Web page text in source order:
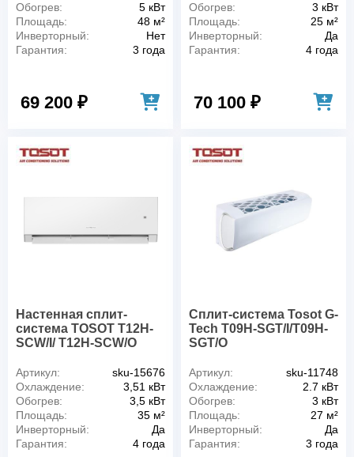
Обогрев:
5 кВт
Площадь:
48 м²
Инверторный:
Нет
Гарантия:
3 года
69 200 ₽
Обогрев:
3 кВт
Площадь:
25 м²
Инверторный:
Да
Гарантия:
4 года
70 100 ₽
Настенная сплит-
система TOSOT T12H-
SCW/I/ T12H-SCW/O
Артикул:
sku-15676
Охлаждение:
3,51 кВт
Обогрев:
3,5 кВт
Площадь:
35 м²
Инверторный:
Да
Гарантия:
4 года
Сплит-система Tosot G-
Tech T09H-SGT/I/T09H-
SGT/O
Артикул:
sku-11748
Охлаждение:
2.7 кВт
Обогрев:
3 кВт
Площадь:
27 м²
Инверторный:
Да
Гарантия:
3 года